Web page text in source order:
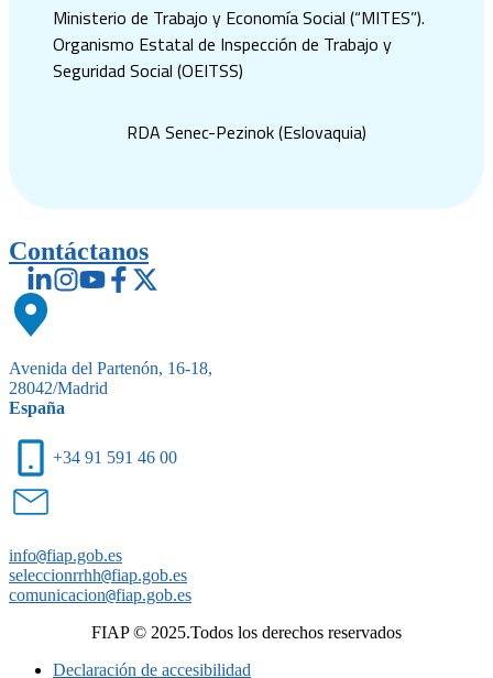
Ministerio de Trabajo y Economía Social (“MITES”).
Organismo Estatal de Inspección de Trabajo y
Seguridad Social (OEITSS)
RDA Senec-Pezinok (Eslovaquia)
Contáctanos
Avenida del Partenón, 16-18,
28042/Madrid
España
+34 91 591 46 00
info@fiap.gob.es
seleccionrrhh@fiap.gob.es
comunicacion@fiap.gob.es
FIAP © 2025.Todos los derechos reservados
Declaración de accesibilidad